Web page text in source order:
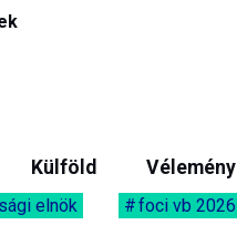
Külföld Vélemény
elnök foci vb 2026